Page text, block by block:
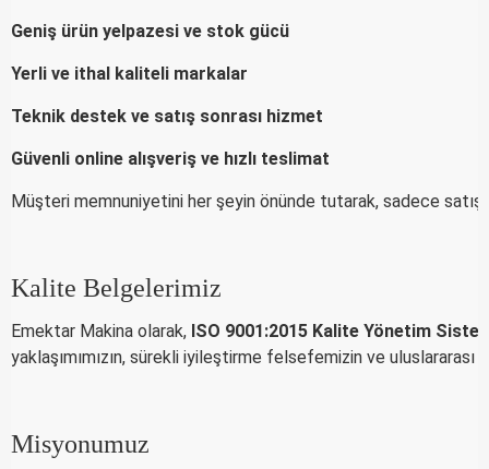
Geniş ürün yelpazesi ve stok gücü
Yerli ve ithal kaliteli markalar
Teknik destek ve satış sonrası hizmet
Güvenli online alışveriş ve hızlı teslimat
Müşteri memnuniyetini her şeyin önünde tutarak, sadece
Kalite Belgelerimiz
Emektar Makina olarak, ISO 9001:2015 Kalite Yönetim
yaklaşımımızın, sürekli iyileştirme felsefemizin ve uluslararası
Misyonumuz